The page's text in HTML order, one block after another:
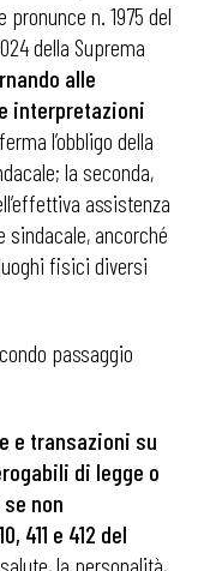
n. 1975 del
della Suprema
alle
interpretazioni
l’obbligo della
la seconda,
assistenza
sindacale, ancorché
fisici diversi
passaggio
e transazioni su
di legge o
non
411 e 412 del
la personalità,